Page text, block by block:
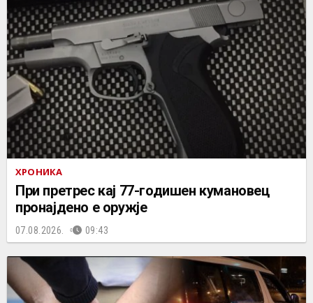
ХРОНИКА
При претрес кај 77-годишен кумановец
пронајдено е оружје
07.08.2026. 09:43